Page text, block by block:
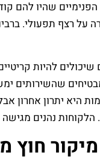
שהיו להם
על רצף תפעולי.
שיכולים להיות
שהשירותים
היא יתרון
הלקוחות נהנים